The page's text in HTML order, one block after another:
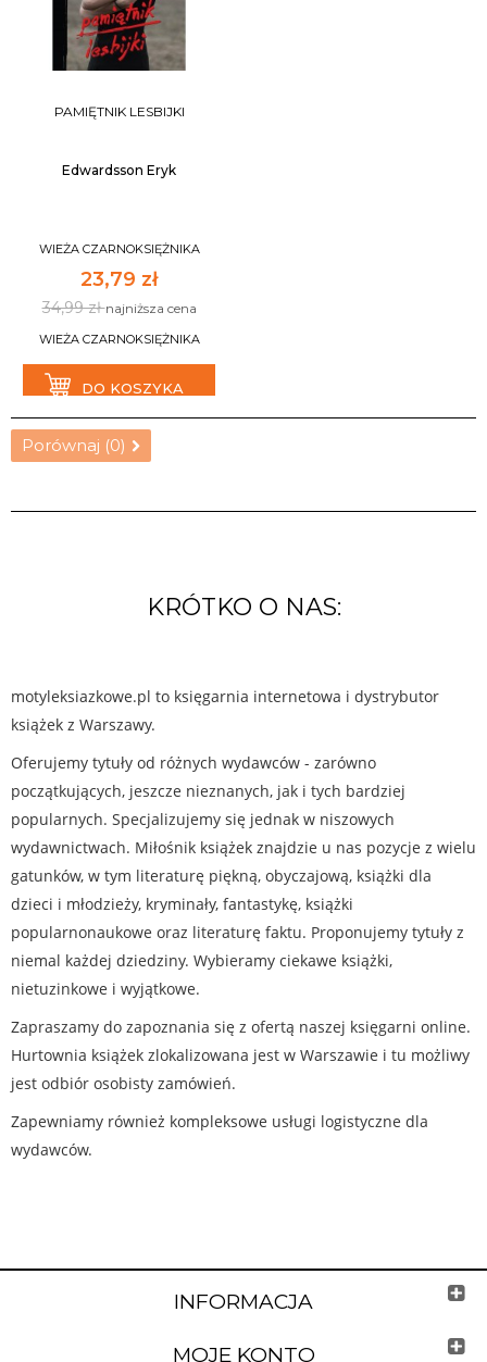
PAMIĘTNIK LESBIJKI
Edwardsson Eryk
WIEŻA CZARNOKSIĘŻNIKA
23,79 zł
34,99 złnajniższa cena
WIEŻA CZARNOKSIĘŻNIKA
DO KOSZYKA
Porównaj (0)
KRÓTKO O NAS:
motyleksiazkowe.pl to księgarnia internetowa i dystrybutor
książek z Warszawy.
Oferujemy tytuły od różnych wydawców - zarówno
początkujących, jeszcze nieznanych, jak i tych bardziej
popularnych. Specjalizujemy się jednak w niszowych
wydawnictwach. Miłośnik książek znajdzie u nas pozycje z wielu
gatunków, w tym literaturę piękną, obyczajową, książki dla
dzieci i młodzieży, kryminały, fantastykę, książki
popularnonaukowe oraz literaturę faktu. Proponujemy tytuły z
niemal każdej dziedziny. Wybieramy ciekawe książki,
nietuzinkowe i wyjątkowe.
Zapraszamy do zapoznania się z ofertą naszej księgarni online.
Hurtownia książek zlokalizowana jest w Warszawie i tu możliwy
jest odbiór osobisty zamówień.
Zapewniamy również kompleksowe usługi logistyczne dla
wydawców.
INFORMACJA
MOJE KONTO